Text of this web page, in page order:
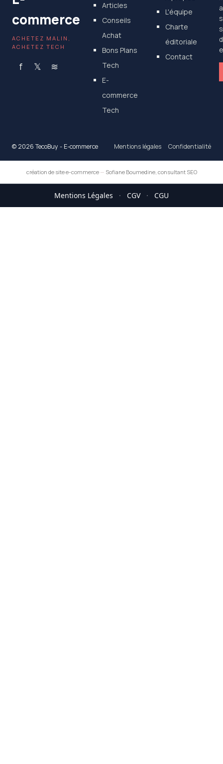
commerce
ACHETEZ MALIN,
ACHETEZ TECH
f 𝕏 ≋
Articles
Conseils
Achat
Bons Plans
Tech
E-
commerce
Tech
L'équipe
Charte
éditoriale
Contact
© 2026 TecoBuy - E-commerce Mentions légales Confidentialité
création de site e-commerce— Sofiane Boumedine, consultant SEO
Mentions Légales · CGV · CGU